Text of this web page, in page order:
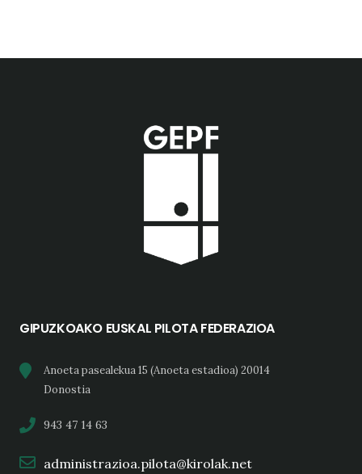
GIPUZKOAKO EUSKAL PILOTA FEDERAZIOA
Anoeta pasealekua 15 (Anoeta estadioa) 20014
Donostia
943 47 14 63
administrazioa.pilota@kirolak.net